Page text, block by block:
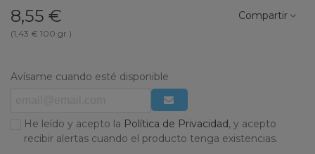
8,55 €
(1,43 € 100 gr.)
Compartir
Avísame cuando esté disponible
He leído y acepto la Política de Privacidad, y acepto
recibir alertas cuando el producto tenga existencias.